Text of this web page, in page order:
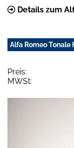
Details zum
Alfa Romeo Tonale
Preis:
MWSt: